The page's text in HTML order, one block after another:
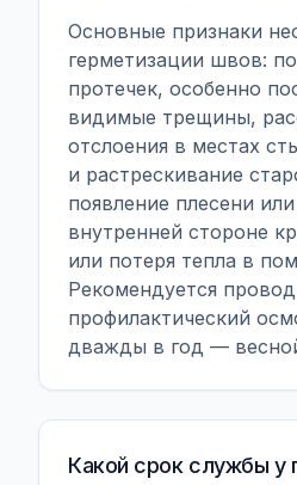
Основные признаки
герметизации швов:
протечек, особенно
видимые трещины,
отслоения в местах
и растрескивание
появление плесени
внутренней стороне
или потеря тепла в
Рекомендуется
профилактический
дважды в год —
Какой срок службы у